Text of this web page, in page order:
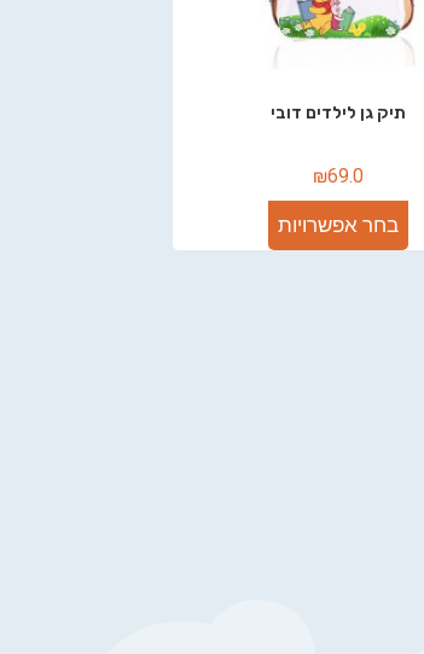
תיק גן לילדים דובי
₪69.0
בחר אפשרויות